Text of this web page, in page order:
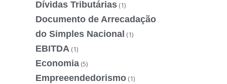
Dívidas Tributárias (1)
Documento de Arrecadação
do Simples Nacional (1)
EBITDA (1)
Economia (5)
Empreeendedorismo (1)